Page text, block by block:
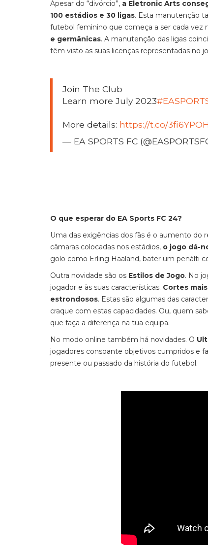
Apesar do “divórcio”, a Eletronic Arts
100 estádios e 30 ligas. Esta manutenção
futebol feminino que começa a ser cada vez
e germânicas. A manutenção das ligas
têm visto as suas licenças representadas no
Join The Club
Learn more July 2023
More details: https://t.co/
— EA SPORTS FC
O que esperar do EA Sports FC 24?
Uma das exigências dos fãs é o aumento do
câmaras colocadas nos estádios, o jogo dá-
golo como Erling Haaland, bater um penálti
Outra novidade são os Estilos de Jogo. No
jogador e às suas características. Cortes
estrondosos. Estas são algumas das
craque com estas capacidades. Ou, quem
que faça a diferença na tua equipa.
No modo online também há novidades. O
jogadores consoante objetivos cumpridos e
presente ou passado da história do futebol.